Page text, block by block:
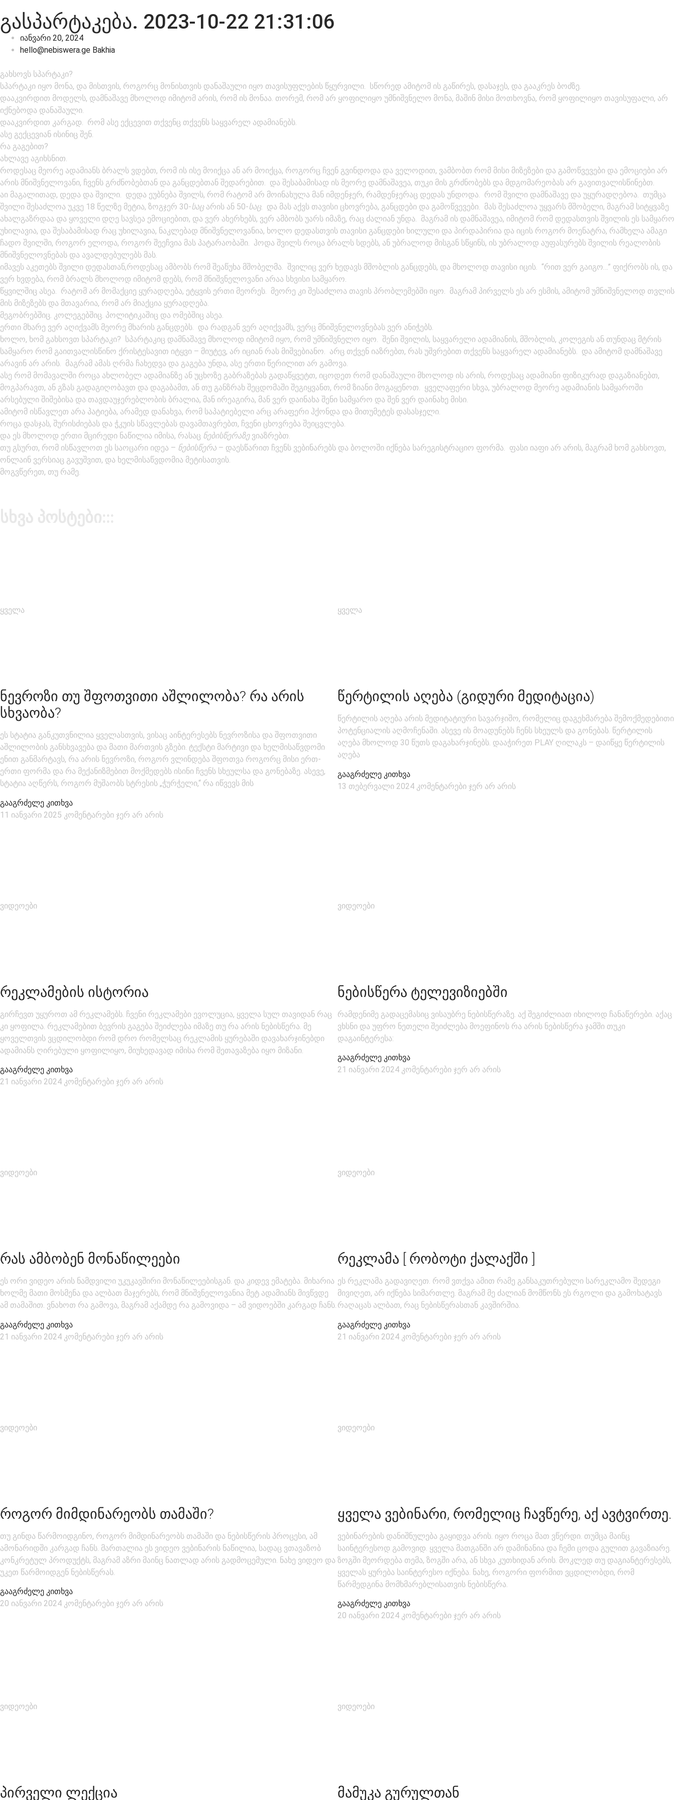
ᲒᲐᲡᲞᲐᲠᲢᲐᲙᲔᲑᲐ. 2023-10-22 21:31:06
იანვარი 20, 2024
hello@nebiswera.ge Bakhia
გახსოვს სპარტაკი?
სპარტაკი იყო მონა, და მისთვის, როგორც მონისთვის დანაშაული იყო თავისუფლების წყურვილი. სწორედ ამიტომ ის გაწირეს, დასაჯეს, და გააკრეს ბოძზე.
დააკვირდით მოდელს, დამნაშავე მხოლოდ იმიტომ არის, რომ ის მონაა. თორემ, რომ არ ყოფილიყო უმნიშვნელო მონა, მაშინ მისი მოთხოვნა, რომ ყოფილიყო თავისუფალი, არ
იქნებოდა დანაშაული.
დააკვირდით კარგად. რომ ასე ექცევით თქვენც თქვენს საყვარელ ადამიანებს.
ასე გექცევიან ისინიც შენ.
რა გაგებით?
ახლავე აგიხსნით.
როდესაც მეორე ადამიანს ბრალს ვდებთ, რომ ის ისე მოიქცა ან არ მოიქცა, როგორც ჩვენ გვინდოდა და ველოდით, ვამბობთ რომ მისი მიზეზები და გამოწვევები და ემოციები არ
არის მნიშვნელოვანი, ჩვენს გრძნობებთან და განცდებთან შედარებით. და შესაბამისად ის მეორე დამნაშავეა, თუკი მის გრძნობებს და მდგომარეობას არ გავითვალისწინებთ.
აი მაგალითად, დედა და შვილი. დედა ეუბნება შვილს, რომ რატომ არ მოინახულა მან იმდენჯერ, რამდენჯერაც დედას უნდოდა. რომ შვილი დამნაშავე და უყურადღებოა. თუმცა
შვილი შესაძლოა უკვე 18 წელზე მეტია, ზოგჯერ 30-საცარის ან 50-საც. და მას აქვს თავისი ცხოვრება, განცდები და გამოწვევები. მას შესაძლოა უყვარს მშობელი, მაგრამ სიტყვაზე
ახალგაზრდაა და ყოველი დღე სავსეა ემოციებით, და ვერ ახერხებს, ვერ ამბობს უარს იმაზე, რაც ძალიან უნდა. მაგრამ ის დამნაშავეა, იმიტომ რომ დედასთვის შვილის ეს სამყარო
უხილავია, და შესაბამისად რაც უხილავია, ნაკლებად მნიშვნელოვანია, ხოლო დედასთვის თავისი განცდები ხილული და პირდაპირია და იცის როგორ მოენატრა, რამხელა ამაგი
ჩადო შვილში, როგორ ელოდა, როგორ შეეჩვია მას პატარაობაში. ჰოდა შვილს როცა ბრალს სდებს, ან უბრალოდ მისგან სწყინს, ის უბრალოდ აუფასურებს შვილის რეალობის
მნიშვნელოვნებას და ავალდებულებს მას.
იმავეს აკეთებს შვილი დედასთან,როდესაც ამბობს რომ შეაწუხა მშობელმა. შვილიც ვერ ხედავს მშობლის განცდებს, და მხოლოდ თავისი იცის. “რით ვერ გაიგო…” ფიქრობს ის, და
ვერ ხვდება, რომ ბრალს მხოლოდ იმიტომ დებს, რომ მნიშვნელოვანი არაა სხვისი სამყარო.
წყვილშიც ასეა. რატომ არ მომაქციე ყურადღება, ეტყვის ერთი მეორეს. მეორე კი შესაძლოა თავის პრობლემებში იყო. მაგრამ პირველს ეს არ ესმის, ამიტომ უმნიშვნელოდ თვლის
მის მიზეზებს და მთავარია, რომ არ მიაქცია ყურადღება.
მეგობრებშიც. კოლეგებშიც. პოლიტიკაშიც და ომებშიც ასეა.
ერთი მხარე ვერ აღიქვამს მეორე მხარის განცდებს. და რადგან ვერ აღიქვამს, ვერც მნიშვნელოვნებას ვერ ანიჭებს.
ხოლო, ხომ გახსოვთ სპარტაკი? სპარტაკიც დამნაშავე მხოლოდ იმიტომ იყო, რომ უმნიშვნელო იყო. შენი შვილის, საყვარელი ადამიანის, მშობლის, კოლეგის ან თუნდაც მტრის
სამყარო რომ გაითვალისწინო ქრისტესავით იტყვი – მიუტევ, არ იციან რას მიშვებიანო. არც თქვენ იაზრებთ, რას უშვრებით თქვენს საყვარელ ადამიანებს. და ამიტომ დამნაშავე
არავინ არ არის. მაგრამ ამას ღრმა ჩახედვა და გაგება უნდა, ასე ერთი წერილით არ გამოვა.
ასე რომ მომავალში როცა ახლობელ ადამიანზე ან უცხოზე გაბრაზებას გადაწყვეტთ, იცოდეთ რომ დანაშაული მხოლოდ ის არის, როდესაც ადამიანი ფიზიკურად დაგაზიანებთ,
მოგპარავთ, ან გზას გადაგიღობავთ და დაგაბამთ, ან თუ განზრახ შეცდომაში შეგიყვანთ, რომ ზიანი მოგაყენოთ. ყველაფერი სხვა, უბრალოდ მეორე ადამიანის სამყაროში
არსებული შიშებისა და თავდაუჯერებლობის ბრალია, მან ირეაგირა, მან ვერ დაინახა შენი სამყარო და შენ ვერ დაინახე მისი.
ამიტომ ისწავლეთ არა პატიება, არამედ დანახვა, რომ საპატიებელი არც არაფერი ჰქონდა და მითუმეტეს დასასჯელი.
როცა დასჯას, შურისძიებას და ჭკუის სწავლებას დავამთავრებთ, ჩვენი ცხოვრება შეიცვლება.
და ეს მხოლოდ ერთი მცირედი ნაწილია იმისა, რასაც ნებისწერაზევიაზრებთ.
თუ გსურთ, რომ ისწავლოთ ეს საოცარი იდეა – ნებისწერა – დაესწარით ჩვენს ვებინარებს და ბოლოში იქნება სარეგისტრაციო ფორმა. ფასი იაფი არ არის, მაგრამ ხომ გახსოვთ,
ონლაინ ვერსიაც გავუშვით, და ხელმისაწვდომია მეტისათვის.
მოგვწერეთ, თუ რამე.
ყველა
ᲜᲔᲕᲠᲝᲖᲘ ᲗᲣ ᲨᲤᲝᲗᲕᲘᲗᲘ ᲐᲨᲚᲘᲚᲝᲑᲐ? ᲠᲐ ᲐᲠᲘᲡ
ᲡᲮᲕᲐᲝᲑᲐ?
ეს სტატია განკუთვნილია ყველასთვის, ვისაც აინტერესებს ნევროზისა და შფოთვითი
აშლილობის განსხვავება და მათი მართვის გზები. ტექსტი მარტივი და ხელმისაწვდომი
ენით განმარტავს, რა არის ნევროზი, როგორ ვლინდება შფოთვა როგორც მისი ერთ-
ერთი ფორმა და რა მექანიზმებით მოქმედებს ისინი ჩვენს სხეულსა და გონებაზე. ასევე,
სტატია აღწერს, როგორ მუშაობს სტრესის „ჭურჭელი,“ რა იწვევს მის
გააგრძელე კითხვა
11 იანვარი 2025 კომენტარები ჯერ არ არის
ყველა
ᲬᲔᲠᲢᲘᲚᲘᲡ ᲐᲦᲔᲑᲐ (ᲒᲘᲓᲣᲠᲘ ᲛᲔᲓᲘᲢᲐᲪᲘᲐ)
წერტილის აღება არის მედიტატიური სავარჯიშო, რომელიც დაგეხმარება შემოქმედებითი
პოტენციალის აღმოჩენაში. ასევე ის მოადუნებს ჩენს სხეულს და გონებას. წერტილის
აღება მხოლოდ 30 წუთს დაგახარჯინებს. დააჭირეთ PLAY ღილაკს – დაიწყე წერტილის
აღება
გააგრძელე კითხვა
13 თებერვალი 2024 კომენტარები ჯერ არ არის
ვიდეოები
ᲠᲔᲙᲚᲐᲛᲔᲑᲘᲡ ᲘᲡᲢᲝᲠᲘᲐ
გირჩევთ უყუროთ ამ რეკლამებს. ჩვენი რეკლამები ევოლუცია, ყველა სულ თავიდან რაც
კი ყოფილა. რეკლამებით ბევრის გაგება შეიძლება იმაზე თუ რა არის ნებისწერა. მე
ყოველთვის ვცდილობდი რომ დრო რომელსაც რეკლამის ყურებაში დავახარჯინებდი
ადამიანს ღირებული ყოფილიყო, მიუხედავად იმისა რომ შეთავაზება იყო მიზანი.
გააგრძელე კითხვა
21 იანვარი 2024 კომენტარები ჯერ არ არის
ვიდეოები
ᲜᲔᲑᲘᲡᲬᲔᲠᲐ ᲢᲔᲚᲔᲕᲘᲖᲘᲔᲑᲨᲘ
რამდენიმე გადაცემასიც ვისაუბრე ნებისწერაზე. აქ შეგიძლიათ იხილოდ ჩანაწერები. აქაც
ვხსნი და უფრო ნეთელი შეიძლება მოეფინოს რა არის ნებისწერა ჯამში თუკი
დაგაინტერესა:
გააგრძელე კითხვა
21 იანვარი 2024 კომენტარები ჯერ არ არის
ვიდეოები
ᲠᲐᲡ ᲐᲛᲑᲝᲑᲔᲜ ᲛᲝᲜᲐᲬᲘᲚᲔᲔᲑᲘ
ეს ორი ვიდეო არის ნამდვილი უკუკავშირი მონაწილეებისგან. და კიდევ ემატება. მიხარია
ხოლმე მათი მოსმენა და ალბათ მაჯერებს, რომ მნიშვნელოვანია მეტ ადამიანს მივწვდე
ამ თამაშით. ვნახოთ რა გამოვა, მაგრამ აქამდე რა გამოვიდა – ამ ვიდოებში კარგად ჩანს.
გააგრძელე კითხვა
21 იანვარი 2024 კომენტარები ჯერ არ არის
ვიდეოები
ᲠᲔᲙᲚᲐᲛᲐ [ ᲠᲝᲑᲝᲢᲘ ᲥᲐᲚᲐᲥᲨᲘ ]
ეს რეკლამა გადავიღეთ. რომ ვთქვა ამით რამე განსაკუთრებული სარეკლამო შედეგი
მივიღეთ, არ იქნება სიმართლე. მაგრამ მე ძალიან მომწონს ეს რგოლი და გამოხატავს
რაღაცას ალბათ, რაც ნებისწერასთან კავშირშია.
გააგრძელე კითხვა
21 იანვარი 2024 კომენტარები ჯერ არ არის
ვიდეოები
ᲠᲝᲒᲝᲠ ᲛᲘᲛᲓᲘᲜᲐᲠᲔᲝᲑᲡ ᲗᲐᲛᲐᲨᲘ?
თუ გინდა წარმოიდგინო, როგორ მიმდინარეობს თამაში და ნებისწერის პროცესი, ამ
ამონარიდში კარგად ჩანს. მართალია ეს ვიდეო ვებინარის ნაწილია, სადაც ვთავაზობ
კონკრეტულ პროდუქტს, მაგრამ აზრი მაინც ნათლად არის გადმოცემული. ნახე ვიდეო და
უკეთ წარმოიდგენ ნებისწერას.
გააგრძელე კითხვა
20 იანვარი 2024 კომენტარები ჯერ არ არის
ვიდეოები
ᲧᲕᲔᲚᲐ ᲕᲔᲑᲘᲜᲐᲠᲘ, ᲠᲝᲛᲔᲚᲘᲪ ᲩᲐᲕᲬᲔᲠᲔ, ᲐᲥ ᲐᲕᲢᲕᲘᲠᲗᲔ.
ვებინარების დანიშნულება გაყიდვა არის. იყო როცა მათ ვწერდი. თუმცა მაინც
საინტერესოდ გამოვიდ. ყველა მათგანში არ დამინანია და ჩემი ცოდა გულით გავაზიარე.
ზოგში მეორდება თემა, ზოგში არა, ან სხვა კუთხიდან არის. მოკლედ თუ დაგიანტერესებს,
ყველას ყურება საინტერესო იქნება. ნახე, როგორი ფორმით ვცდილობდი, რომ
წარმედგინა მომხმარებლისათვის ნებისწერა.
გააგრძელე კითხვა
20 იანვარი 2024 კომენტარები ჯერ არ არის
ვიდეოები
ᲞᲘᲠᲕᲔᲚᲘ ᲚᲔᲥᲪᲘᲐ
ვიდეოები
ᲛᲐᲛᲣᲙᲐ ᲒᲣᲠᲣᲚᲗᲐᲜ